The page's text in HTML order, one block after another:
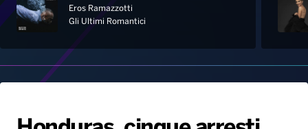
Home
Palinsesto
Notizie
Eros Ramazzotti
Gli Ultimi Romantici